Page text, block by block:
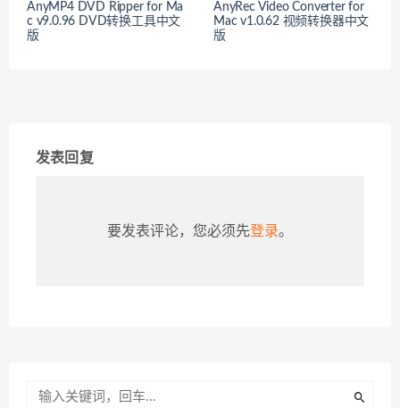
AnyMP4 DVD Ripper for Ma
c v9.0.96 DVD转换工具中文
版
AnyRec Video Converter for
Mac v1.0.62 视频转换器中文
版
发表回复
要发表评论，您必须先登录。